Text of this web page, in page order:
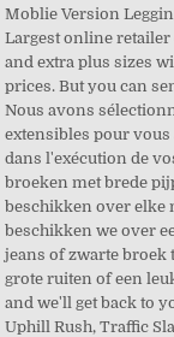
Moblie Version
Largest online
and extra plus sizes
prices. But you can
Nous avons
extensibles pour
dans l'exécution de
broeken met brede
beschikken over elke
beschikken we over
jeans of zwarte broek
grote ruiten of een
and we'll get back to
Uphill Rush, Traffic